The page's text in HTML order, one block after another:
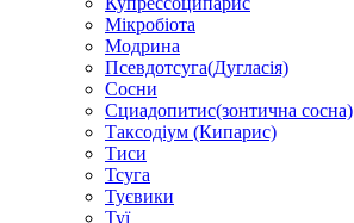
Мікробіота
Модрина
Псевдотсуга(Дугласія)
Сосни
Сциадопитис(зонтична сосна)
Таксодіум (Кипарис)
Тиси
Тсуга
Туєвики
Туї